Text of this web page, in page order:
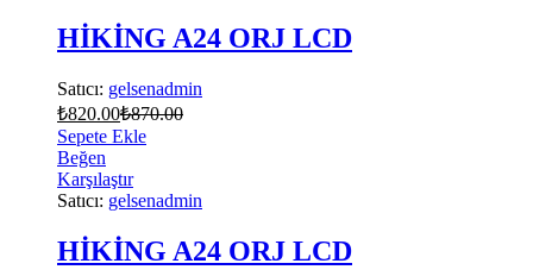
HİKİNG A24 ORJ LCD
Satıcı: gelsenadmin
₺820.00₺870.00
Sepete Ekle
Beğen
Karşılaştır
Satıcı: gelsenadmin
HİKİNG A24 ORJ LCD